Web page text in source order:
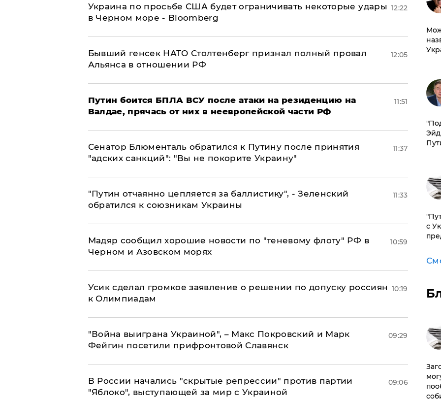
Украина по просьбе США будет ограничивать некоторые удары
в Черном море - Bloomberg
12:22
Бывший генсек НАТО Столтенберг признал полный провал
Альянса в отношении РФ
12:05
Путин боится БПЛА ВСУ после атаки на резиденцию на
Валдае, прячась от них в неевропейской части РФ
11:51
Сенатор Блюменталь обратился к Путину после принятия
"адских санкций": "Вы не покорите Украину"
11:37
"Путин отчаянно цепляется за баллистику", - Зеленский
обратился к союзникам Украины
11:33
Мадяр сообщил хорошие новости по "теневому флоту" РФ в
Черном и Азовском морях
10:59
Усик сделал громкое заявление о решении по допуску россиян
к Олимпиадам
10:19
"Война выиграна Украиной", – Макс Покровский и Марк
Фейгин посетили прифронтовой Славянск
09:29
В России начались "скрытые репрессии" против партии
"Яблоко", выступающей за мир с Украиной
09:06
с